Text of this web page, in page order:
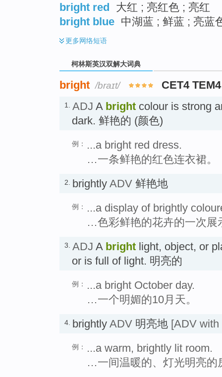
bright red 大红 ; 亮红色 ; 亮红
bright blue 中湖蓝 ; 鲜蓝 ; 亮蓝
更多网络短语
柯林斯英汉双解大词典
bright /braɪt/ CET4 TEM4
1. ADJ A bright colour is strong
dark. 鲜艳的 (颜色)
例：
...a bright red dress.
…一条鲜艳的红色连衣裙。
2. brightly ADV 鲜艳地
例：
...a display of brightly
…色彩鲜艳的花卉的一次展
3. ADJ A bright light, object, or
or is full of light. 明亮的
例：
...a bright October day.
…一个明媚的10月天。
4. brightly ADV 明亮地 [ADV with
例：
...a warm, brightly lit room.
…一间温暖的、灯光明亮的